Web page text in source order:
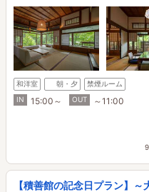
和洋室 朝・夕
禁煙ルーム
IN
15:00～ OUT ～11:00
【積善館の記念日プラン】